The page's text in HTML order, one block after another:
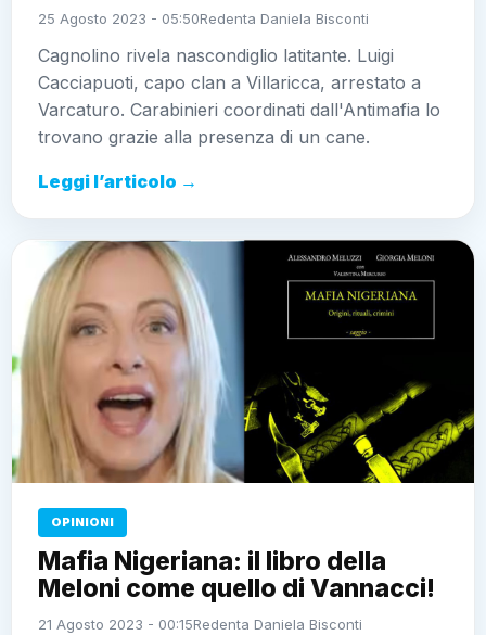
25 Agosto 2023 - 05:50Redenta Daniela Bisconti
Cagnolino rivela nascondiglio latitante. Luigi
Cacciapuoti, capo clan a Villaricca, arrestato a
Varcaturo. Carabinieri coordinati dall'Antimafia lo
trovano grazie alla presenza di un cane.
Leggi l’articolo →
OPINIONI
Mafia Nigeriana: il libro della
Meloni come quello di Vannacci!
21 Agosto 2023 - 00:15Redenta Daniela Bisconti